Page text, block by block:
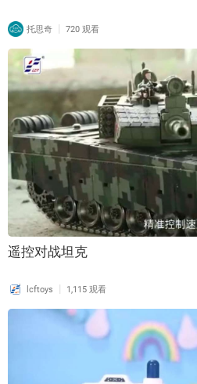
托思奇 | 720 观看
遥控对战坦克
lcftoys | 1,115 观看